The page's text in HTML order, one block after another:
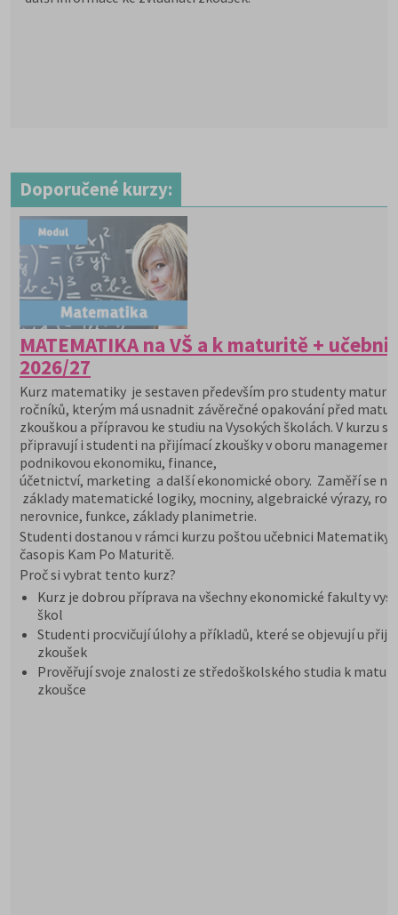
Doporučené kurzy:
MATEMATIKA na VŠ a k maturitě +
2026/27
Kurz matematiky je sestaven především pro studenty
ročníků, kterým má usnadnit závěrečné opakování před
zkouškou a přípravou ke studiu na Vysokých školách. V kurzu se
připravují i studenti na přijímací zkoušky v oboru
podnikovou ekonomiku, finance,
účetnictví, marketing a další ekonomické obory. Zaměří se na
základy matematické logiky, mocniny, algebraické výrazy,
nerovnice, funkce, základy planimetrie.
Studenti dostanou v rámci kurzu poštou učebnici Matematiky
časopis Kam Po Maturitě.
Proč si vybrat tento kurz?
Kurz je dobrou příprava na všechny ekonomické fakulty
škol
Studenti procvičují úlohy a příkladů, které se objevují u
zkoušek
Prověřují svoje znalosti ze středoškolského studia k
zkoušce